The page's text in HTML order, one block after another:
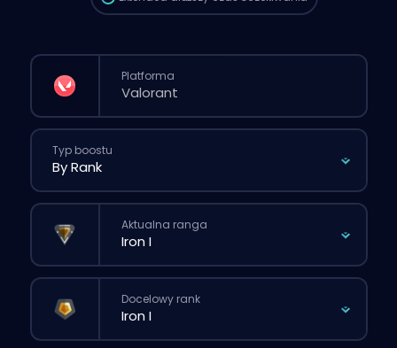
Platforma
Typ boostu
Aktualna ranga
Docelowy rank